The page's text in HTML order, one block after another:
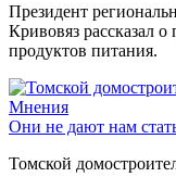
Президент
Кривовяз рассказал
продуктов питания.
Мнения
Они не дают нам
Томской